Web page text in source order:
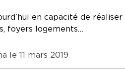
en capacité de
foyers logements…
le 11 mars 2019